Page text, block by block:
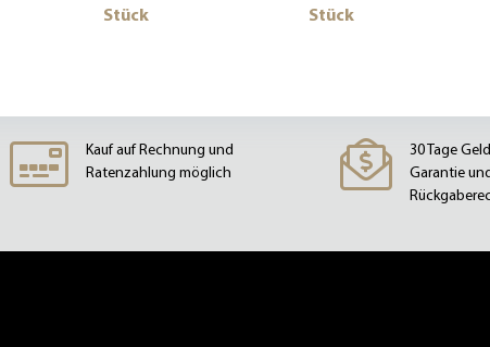
Stück
Stück
Kauf auf Rechnung und
Ratenzahlung möglich
30 Tage
Garantie